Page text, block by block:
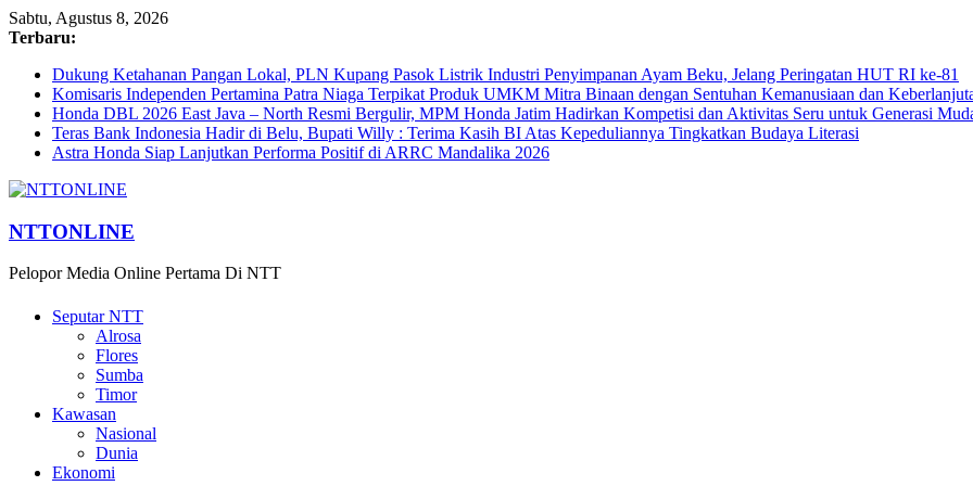
Sabtu, Agustus 8, 2026
Terbaru:
Dukung Ketahanan Pangan Lokal, PLN Kupang Pasok Listrik Industri Penyimpanan Ayam Beku, Jelang Peringatan HUT RI ke-81
Komisaris Independen Pertamina Patra Niaga Terpikat Produk UMKM Mitra Binaan dengan Sentuhan Kemanusiaan dan
Honda DBL 2026 East Java – North Resmi Bergulir, MPM Honda Jatim Hadirkan Kompetisi dan Aktivitas Seru untuk Generasi
Teras Bank Indonesia Hadir di Belu, Bupati Willy : Terima Kasih BI Atas Kepeduliannya Tingkatkan Budaya Literasi
Astra Honda Siap Lanjutkan Performa Positif di ARRC Mandalika 2026
NTTONLINE
Pelopor Media Online Pertama Di NTT
Seputar NTT
Alrosa
Flores
Sumba
Timor
Kawasan
Nasional
Dunia
Ekonomi